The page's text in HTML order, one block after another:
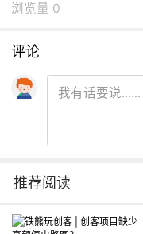
浏览量 0
评论
推荐阅读